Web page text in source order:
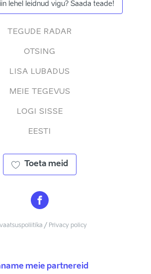
lehel leidnud vigu? Saada teade!
TEGUDE RADAR
OTSING
LISA LUBADUS
MEIE TEGEVUS
LOGI SISSE
EESTI
Toeta meid
/ Privacy policy
meie partnereid